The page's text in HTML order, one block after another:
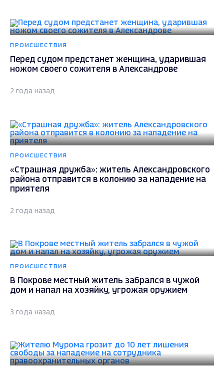
ПРОИСШЕСТВИЯ
Перед судом предстанет женщина, ударившая
ножом своего сожителя в Александрове
2 года назад
ПРОИСШЕСТВИЯ
«Страшная дружба»: житель Александровского
района отправится в колонию за нападение на
приятеля
2 года назад
ПРОИСШЕСТВИЯ
В Покрове местный житель забрался в чужой
дом и напал на хозяйку, угрожая оружием
3 года назад